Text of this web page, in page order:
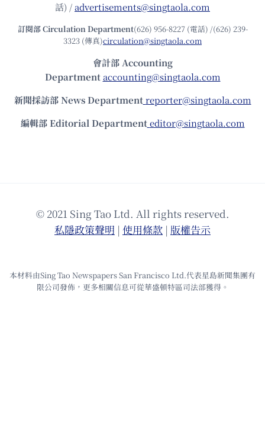
話) /advertisements@singtaola.com
訂閱部 Circulation Department(626) 956-8227 (電話) /(626) 239-
3323 (傳真)circulation@singtaola.com
會計部 Accounting
Department accounting@singtaola.com
新聞採訪部 News Department reporter@singtaola.com
編輯部 Editorial Department editor@singtaola.com
© 2021 Sing Tao Ltd. All rights reserved.
私隱政策聲明 | 使⽤條款 | 版權告⽰
本材料由Sing Tao Newspapers San Francisco Ltd.代表星島新聞集團有
限公司發佈，更多相關信息可從華盛頓特區司法部獲得。